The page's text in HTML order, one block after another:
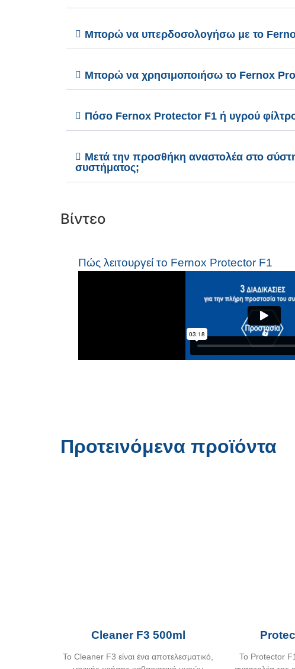
Μπορώ να υπερδοσολογήσω με το
Μπορώ να χρησιμοποιήσω το Fernox
Πόσο Fernox Protector F1 ή υγρού
Μετά την προσθήκη αναστολέα στο
συστήματος;
Βίντεο
Πώς λειτουργεί το Fernox Protector F1
Προτεινόμενα προϊόντα
Cleaner F3 500ml
Το Cleaner F3 είναι ένα αποτελεσματικό,
Το Protector